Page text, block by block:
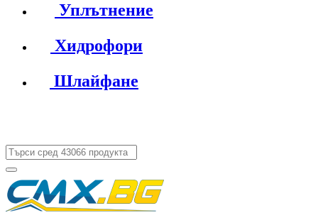
Уплътнение
Хидрофори
Шлайфане